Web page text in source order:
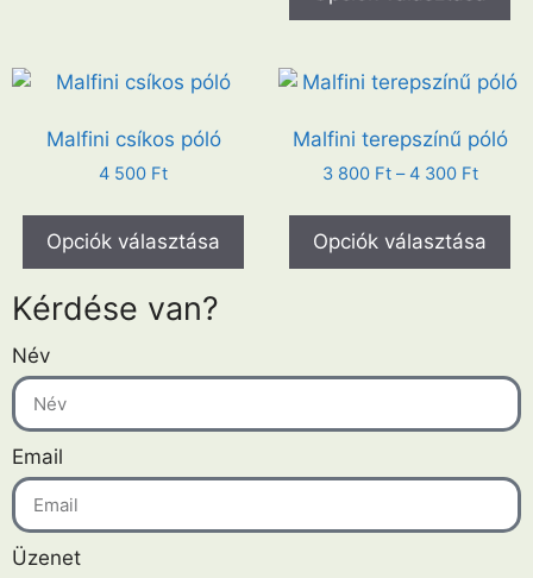
Malfini csíkos póló
4 500 Ft
Opciók választása
Malfini terepszínű póló
3 800 Ft – 4 300 Ft
Opciók választása
Kérdése van?
Név
Email
Üzenet